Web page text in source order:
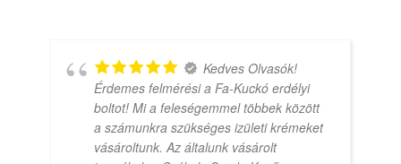
Kedves Olvasók!
Érdemes felmérési a Fa-Kuckó erdélyi
boltot! Mi a feleségemmel többek között
a számunkra szükséges izületi krémeket
vásároltunk. Az általunk vásárolt